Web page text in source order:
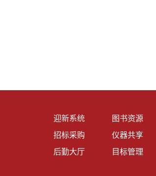
迎新系统 图书资源
招标采购
仪器共享
后勤大厅
目标管理